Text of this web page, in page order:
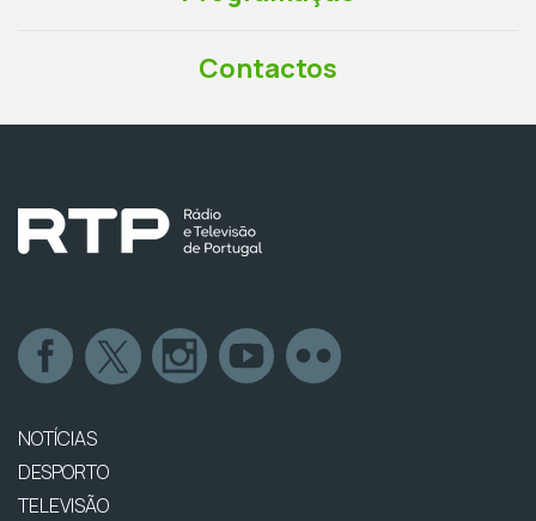
Contactos
NOTÍCIAS
DESPORTO
TELEVISÃO